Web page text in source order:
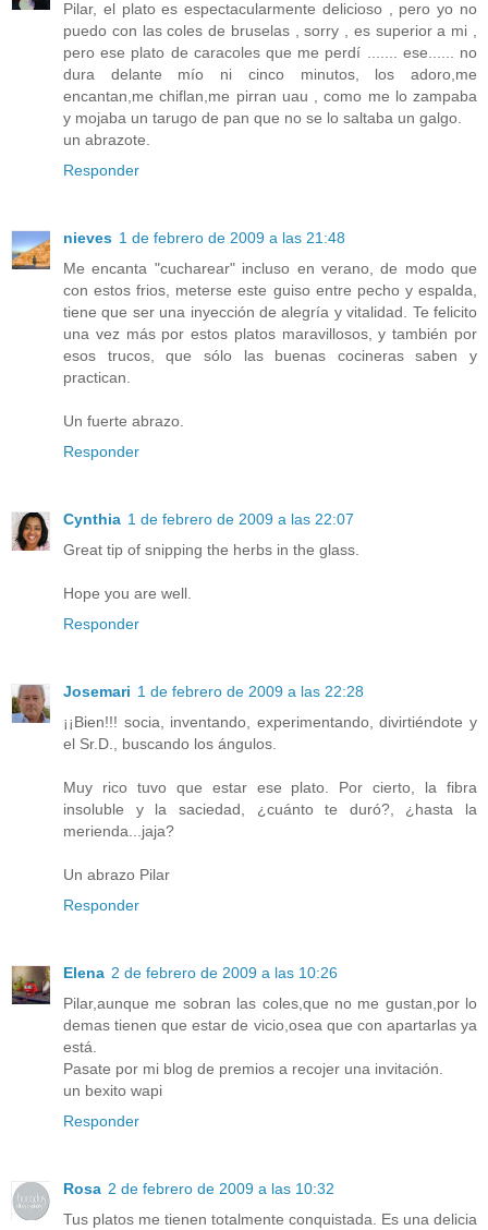
Pilar, el plato es espectacularmente delicioso , pero yo no
puedo con las coles de bruselas , sorry , es superior a mi ,
pero ese plato de caracoles que me perdí ....... ese...... no
dura delante mío ni cinco minutos, los adoro,me
encantan,me chiflan,me pirran uau , como me lo zampaba
y mojaba un tarugo de pan que no se lo saltaba un galgo.
un abrazote.
Responder
nieves 1 de febrero de 2009 a las 21:48
Me encanta "cucharear" incluso en verano, de modo que
con estos frios, meterse este guiso entre pecho y espalda,
tiene que ser una inyección de alegría y vitalidad. Te felicito
una vez más por estos platos maravillosos, y también por
esos trucos, que sólo las buenas cocineras saben y
practican.
Un fuerte abrazo.
Responder
Cynthia 1 de febrero de 2009 a las 22:07
Great tip of snipping the herbs in the glass.
Hope you are well.
Responder
Josemari 1 de febrero de 2009 a las 22:28
¡¡Bien!!! socia, inventando, experimentando, divirtiéndote y
el Sr.D., buscando los ángulos.
Muy rico tuvo que estar ese plato. Por cierto, la fibra
insoluble y la saciedad, ¿cuánto te duró?, ¿hasta la
merienda...jaja?
Un abrazo Pilar
Responder
Elena 2 de febrero de 2009 a las 10:26
Pilar,aunque me sobran las coles,que no me gustan,por lo
demas tienen que estar de vicio,osea que con apartarlas ya
está.
Pasate por mi blog de premios a recojer una invitación.
un bexito wapi
Responder
Rosa 2 de febrero de 2009 a las 10:32
Tus platos me tienen totalmente conquistada. Es una delicia